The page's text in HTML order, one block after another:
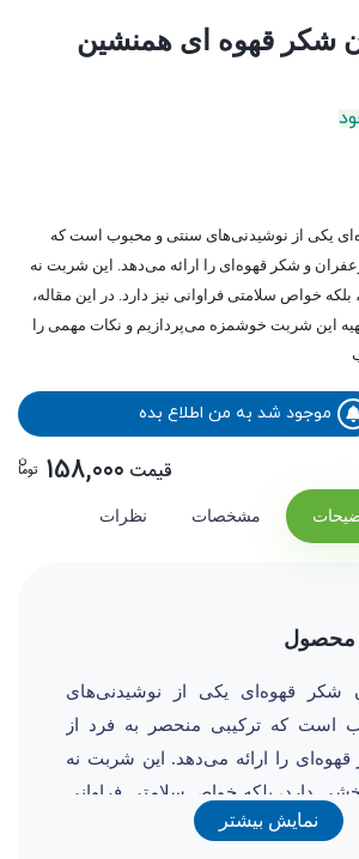
شکر قهوه ای همنشین
یکی از نوشیدنی‌های سنتی و محبوب است که
و شکر قهوه‌ای را ارائه می‌دهد. این شربت نه
خواص سلامتی فراوانی نیز دارد. در این مقاله،
این شربت خوشمزه می‌پردازیم و نکات مهمی را
موجود شد به من اطلاع بده
قیمت 158,000 توما
ن
مشخصات نظرات
محصول
شکر قهوه‌ای یکی از نوشیدنی‌های
است که ترکیبی منحصر به فرد از
را ارائه می‌دهد. این شربت نه
دارد، بلکه خواص سلامتی فراوانی
مقاله، به بررسی فواید و روش تهیه این
نمایش بیشتر